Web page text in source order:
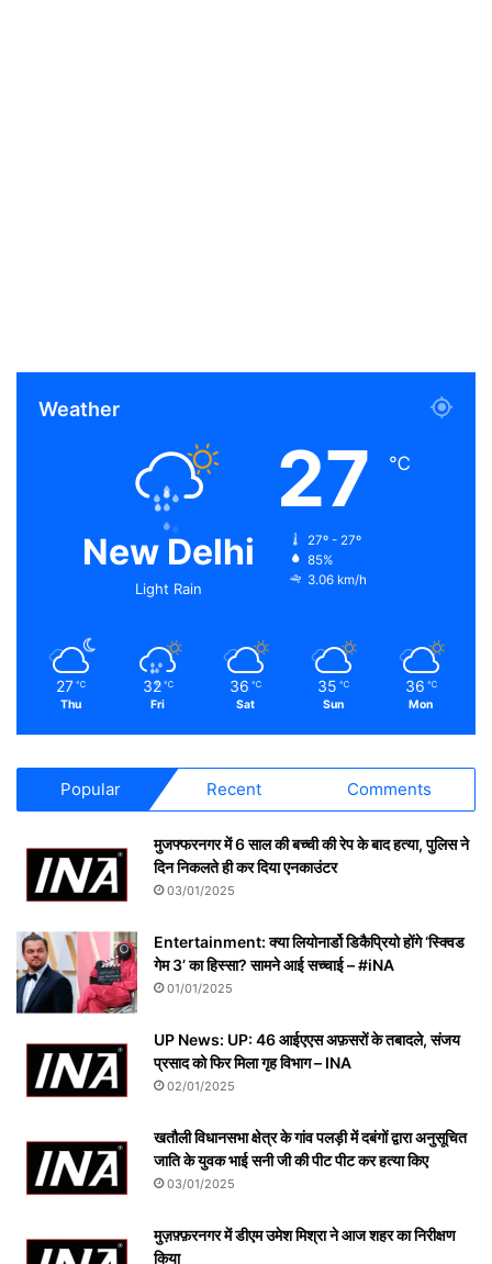
Weather
New Delhi
Light Rain
27 ℃
27º - 27º
85%
3.06 km/h
27 ℃
Thu
32 ℃
Fri
36 ℃
Sat
35 ℃
Sun
36 ℃
Mon
Popular Recent Comments
मुजफ्फरनगर में 6 साल की बच्ची की रेप के बाद हत्या, पुलिस ने
दिन निकलते ही कर दिया एनकाउंटर
03/01/2025
Entertainment: क्या लियोनार्डो डिकैप्रियो होंगे ‘स्क्विड
गेम 3’ का हिस्सा? सामने आई सच्चाई – #iNA
01/01/2025
UP News: UP: 46 आईएएस अफ़सरों के तबादले, संजय
प्रसाद को फिर मिला गृह विभाग – INA
02/01/2025
खतौली विधानसभा क्षेत्र के गांव पलड़ी में दबंगों द्वारा अनुसूचित
जाति के युवक भाई सनी जी की पीट पीट कर हत्या किए
03/01/2025
मुज़फ़्फ़रनगर में डीएम उमेश मिश्रा ने आज शहर का निरीक्षण
किया